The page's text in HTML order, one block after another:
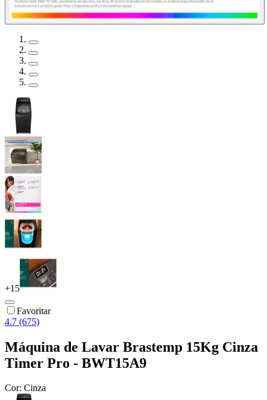
+15
Favoritar
4.7 (675)
Máquina de Lavar Brastemp 15Kg Cinza
Timer Pro - BWT15A9
Cor: Cinza